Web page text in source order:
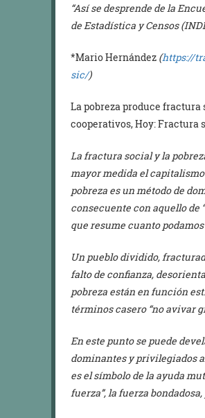
“Así se desprende de la
de Estadística y Censos
*Mario Hernández (https://
sic/)
La pobreza produce
cooperativos, Hoy: Fractura
La fractura social y la
mayor medida el
pobreza es un método de
consecuente con aquello de
que resume cuanto
Un pueblo dividido,
falto de confianza,
pobreza están en función
términos casero “no avivar
En este punto se puede
dominantes y privilegiados
es el símbolo de la ayuda
fuerza”, la fuerza